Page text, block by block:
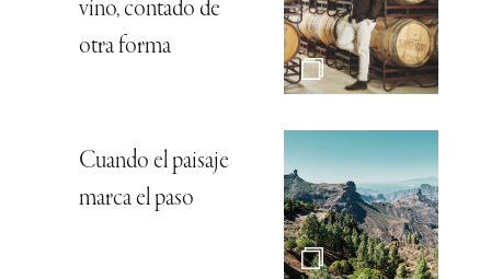
vino, contado de
otra forma
Cuando el paisaje
marca el paso